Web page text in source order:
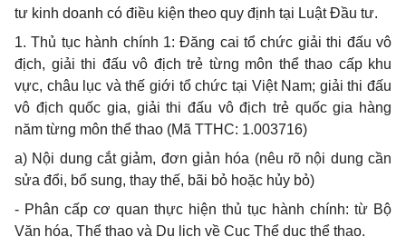
tư kinh doanh có điều kiện theo quy định tại Luật Đầu tư.
1.Thủ tục hành chính 1: Đăng caitổ chức giải thi đấu vô
địch, giải thi đấu vô địch trẻ từng môn thể thao cấp khu
vực, châu lục và thế giới tổ chức tại Việt Nam; giải thi đấu
vô địch quốc gia, giải thi đấu vô địch trẻ quốc gia hàng
năm từng môn thể thao (Mã TTHC: 1.003716)
a) Nội dung cắt giảm, đơn giản hóa (nêu rõ nội dung cần
sửa đổi, bổ sung, thay thế, bãi bỏ hoặc hủy bỏ)
- Phân cấp cơ quan thực hiện thủ tục hành chính: từ Bộ
Văn hóa, Thể thao và Du lịch về Cục Thể dục thể thao.